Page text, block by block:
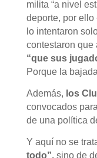
milita “a nivel
deporte, por
lo intentaron
contestaron que
“que sus
Porque la
Además, los
convocados
de una política
Y aquí no se
todo”,sino de